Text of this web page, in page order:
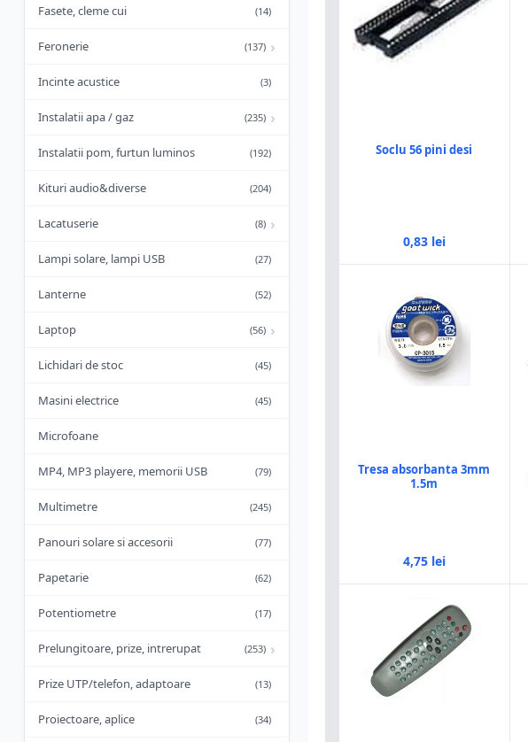
Fasete, cleme cui (14)
Feronerie (137) ›
Incinte acustice (3)
Instalatii apa / gaz (235) ›
Instalatii pom, furtun luminos (192)
Kituri audio&diverse (204)
Lacatuserie (8) ›
Lampi solare, lampi USB (27)
Lanterne (52)
Laptop (56) ›
Lichidari de stoc (45)
Masini electrice (45)
Microfoane
MP4, MP3 playere, memorii USB (79)
Multimetre (245)
Panouri solare si accesorii (77)
Papetarie (62)
Potentiometre (17)
Prelungitoare, prize, intrerupat (253) ›
Prize UTP/telefon, adaptoare (13)
Proiectoare, aplice (34)
Soclu 56 pini desi
0,83 lei
Tresa absorbanta 3mm
1.5m
4,75 lei